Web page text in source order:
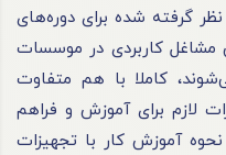
گرفته شده برای دوره‌های
مشاغل کاربردی در موسسات
کاملا با هم متفاوت
لازم برای آموزش و فراهم
آموزش کار با تجهیزات